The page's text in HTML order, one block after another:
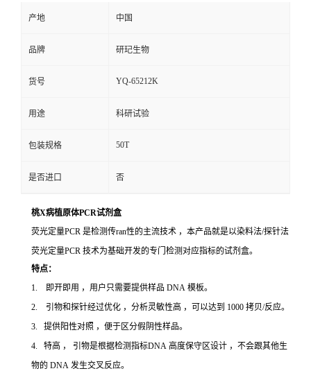
产地 中国
品牌 研玘生物
货号 YQ-65212K
用途 科研试验
包装规格 50T
是否进口 否
桃X病植原体PCR试剂盒
荧光定量PCR 是检测传ran性的主流技术 ，本产品就是以染料法/探针法
荧光定量PCR 技术为基础开发的专门检测对应指标的试剂盒。
特点：
1. 即开即用 ，用户只需要提供样品 DNA 模板。
2. 引物和探针经过优化 ，分析灵敏性高 ，可以达到 1000 拷贝/反应。
3. 提供阳性对照 ，便于区分假阴性样品。
4. 特高 ， 引物是根据检测指标DNA 高度保守区设计 ，不会跟其他生
物的 DNA 发生交叉反应。